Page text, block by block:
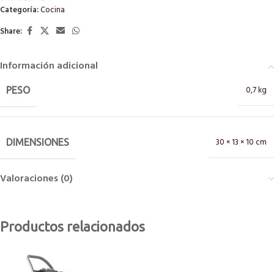
Categoría:Cocina
Share:
Información adicional
PESO 0,7 kg
DIMENSIONES 30 × 13 × 10 cm
Valoraciones (0)
Productos relacionados